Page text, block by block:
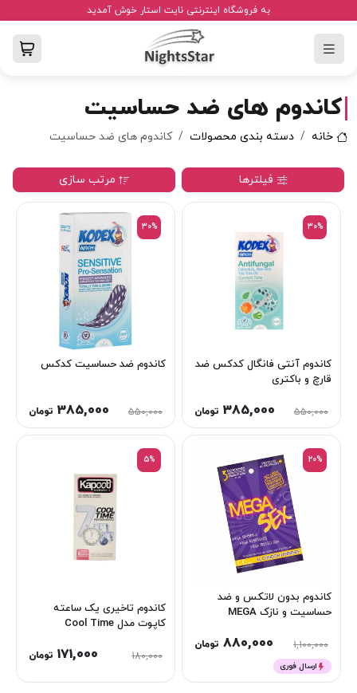
به فروشگاه اینترنتی نایت استار خوش آمدید
کاندوم های ضد حساسیت
خانه دسته بندی محصولات کاندوم های ضد حساسیت
فیلترها مرتب سازی
30%
کاندوم آنتی فانگال کدکس ضد
قارچ و باکتری
550,000
385,000 تومان
30%
کاندوم ضد حساسیت کدکس
550,000
385,000 تومان
20%
کاندوم بدون لاتکس و ضد
حساسیت و نازک MEGA
1,100,000
880,000 تومان
ارسال فوری
5%
کاندوم تاخیری یک ساعته
کاپوت مدل Cool Time
180,000
171,000 تومان